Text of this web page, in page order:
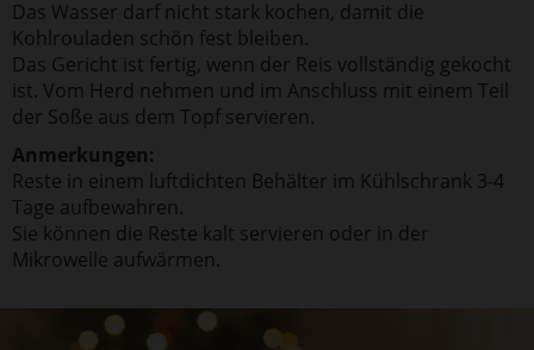
Das Wasser darf nicht stark kochen, damit die
Kohlrouladen schön fest bleiben.
Das Gericht ist fertig, wenn der Reis vollständig gekocht
ist. Vom Herd nehmen und im Anschluss mit einem Teil
der Soße aus dem Topf servieren.
Anmerkungen:
Reste in einem luftdichten Behälter im Kühlschrank 3-4
Tage aufbewahren.
Sie können die Reste kalt servieren oder in der
Mikrowelle aufwärmen.